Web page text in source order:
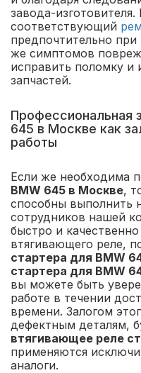
завода-
соответствующий
предпочтительно
же симптомов
исправить поломку и
запчастей.
Профессиональная
645 в Москве как
работы
Если же необходима
BMW 645 в Москве,
способны выполнить
сотрудников нашей
быстро и
втягивающего реле,
стартера для BMW
стартера для BMW
вы можете быть
работе в течении
времени. Залогом
дефектным деталям,
втягивающее реле
применяются
аналоги.